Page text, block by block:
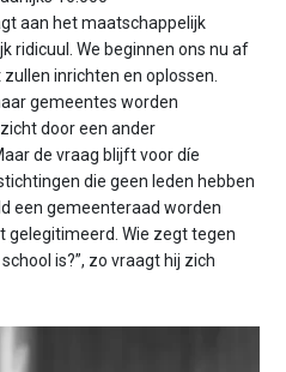
aan het maatschappelijk
ridicuul. We beginnen ons nu af
inrichten en oplossen.
gemeentes worden
door een ander
de vraag blijft voor díe
die geen leden hebben
een gemeenteraad worden
gelegitimeerd. Wie zegt tegen
is?”, zo vraagt hij zich